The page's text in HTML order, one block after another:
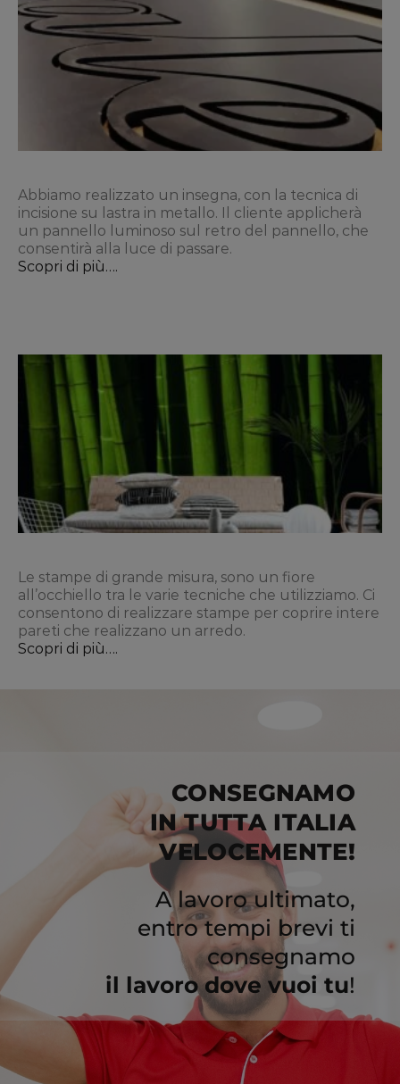
Abbiamo realizzato un insegna, con la tecnica di
incisione su lastra in metallo. Il cliente applicherà
un pannello luminoso sul retro del pannello, che
consentirà alla luce di passare.
Scopri di più….
Le stampe di grande misura, sono un fiore
all’occhiello tra le varie tecniche che utilizziamo. Ci
consentono di realizzare stampe per coprire intere
pareti che realizzano un arredo.
Scopri di più….
CONSEGNAMO
IN TUTTA ITALIA
VELOCEMENTE!
A lavoro ultimato,
entro tempi brevi ti
consegnamo
il lavoro dove vuoi tu!